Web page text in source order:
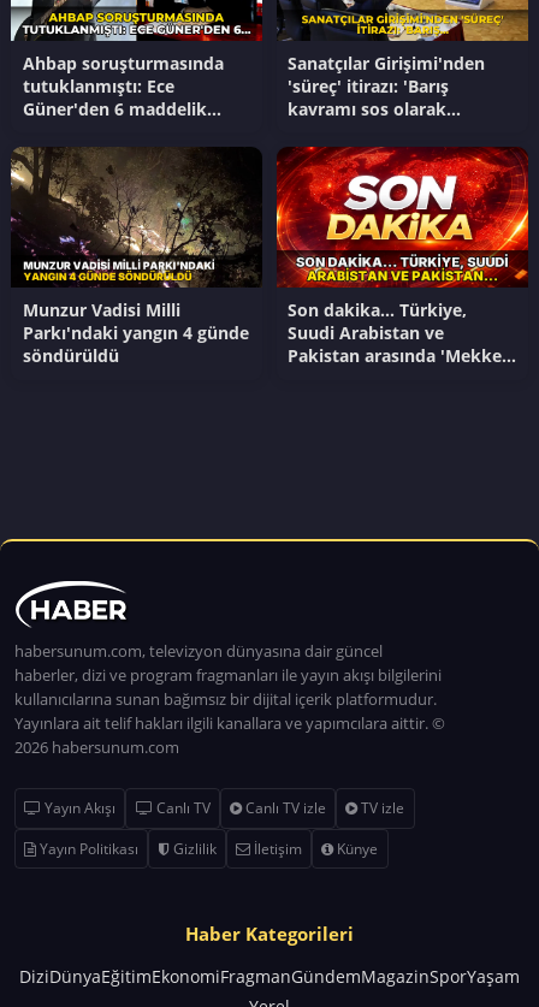
Ahbap soruşturmasında
tutuklanmıştı: Ece
Güner'den 6 maddelik
Sanatçılar Girişimi'nden
'süreç' itirazı: 'Barış
kavramı sos olarak
getirilemez'
Munzur Vadisi Milli
Parkı'ndaki yangın 4 günde
söndürüldü
Son dakika... Türkiye,
Suudi Arabistan ve
Pakistan arasında 'Mekke
habersunum.com, televizyon dünyasına dair güncel
haberler, dizi ve program fragmanları ile yayın akışı bilgilerini
kullanıcılarına sunan bağımsız bir dijital içerik platformudur.
Yayınlara ait telif hakları ilgili kanallara ve yapımcılara aittir. ©
2026 habersunum.com
Yayın Akışı Canlı TV Canlı TV izle
TV izle
Yayın Politikası
Gizlilik İletişim Künye
Haber Kategorileri
DiziDünyaEğitimEkonomiFragmanGündemMagazinSporYaşam